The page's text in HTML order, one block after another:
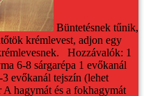
Büntetésnek tűnik,
krémlevest, adjon egy
Hozzávalók: 1
6-8 sárgarépa 1 evőkanál
3 evőkanál tejszín (lehet
A hagymát és a fokhagymát